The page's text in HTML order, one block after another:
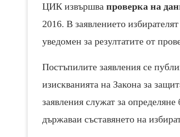
ЦИК извършва проверка на
2016. В заявлението
уведомен за резултатите от
Постъпилите заявления се
изискванията на Закона за
заявления служат за
държаваи съставянето на